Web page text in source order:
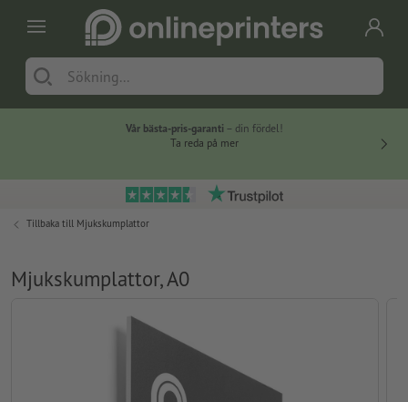
Vår bästa-pris-garanti – din fördel!
Ta reda på mer
Tillbaka till Mjukskumplattor
Mjukskumplattor, A0